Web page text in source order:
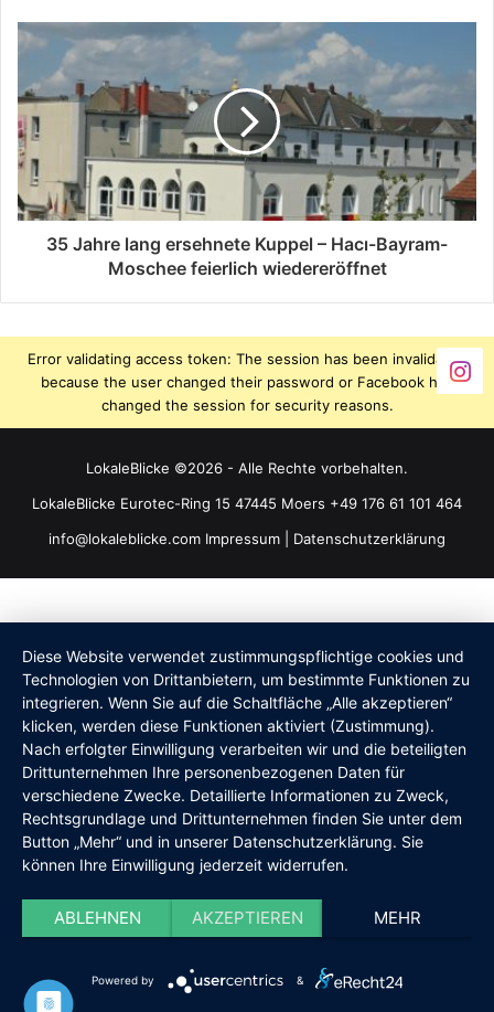
35 Jahre lang ersehnete Kuppel – Hacı-Bayram-
Moschee feierlich wiedereröffnet
Error validating access token: The session has been invalidated
because the user changed their password or Facebook has
changed the session for security reasons.
LokaleBlicke ©2026 - Alle Rechte vorbehalten.
LokaleBlicke Eurotec-Ring 15 47445 Moers +49 176 61 101 464
info@lokaleblicke.com Impressum Datenschutzerklärung
Diese Website verwendet zustimmungspflichtige cookies und
Technologien von Drittanbietern, um bestimmte Funktionen zu
integrieren. Wenn Sie auf die Schaltfläche „Alle akzeptieren“
klicken, werden diese Funktionen aktiviert (Zustimmung).
Nach erfolgter Einwilligung verarbeiten wir und die beteiligten
Drittunternehmen Ihre personenbezogenen Daten für
verschiedene Zwecke. Detaillierte Informationen zu Zweck,
Rechtsgrundlage und Drittunternehmen finden Sie unter dem
Button „Mehr“ und in unserer Datenschutzerklärung. Sie
können Ihre Einwilligung jederzeit widerrufen.
ABLEHNEN AKZEPTIEREN MEHR
Powered by &